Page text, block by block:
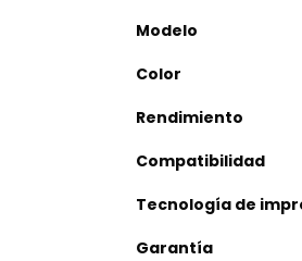
Modelo
Color
Rendimiento
Compatibilidad
Tecnología de
Garantía